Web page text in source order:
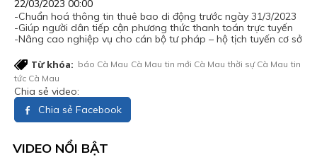
22/03/2023 00:00
-Chuẩn hoá thông tin thuê bao di động trước ngày 31/3/2023
-Giúp người dân tiếp cận phương thức thanh toán trực tuyến
-Nâng cao nghiệp vụ cho cán bộ tư pháp – hộ tịch tuyến cơ sở
Từ khóa: báo Cà Mau Cà Mau tin mới Cà Mau thời sự Cà Mau tin
tức Cà Mau
Chia sẻ video:
Chia sẻ Facebook
VIDEO NỔI BẬT